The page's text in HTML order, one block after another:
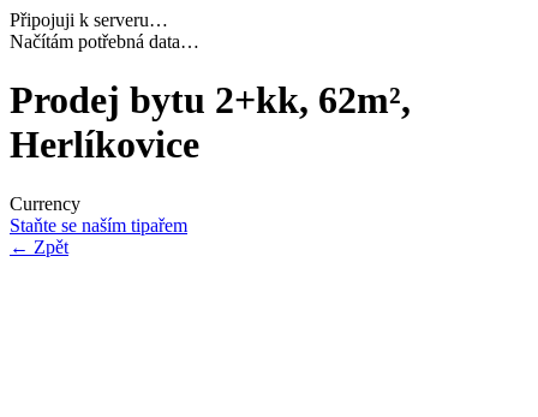
Připojuji k serveru…
Dokončuji inicializaci…
Prodej bytu 2+kk, 62m²,
Herlíkovice
Currency
Staňte se naším tipařem
← Zpět